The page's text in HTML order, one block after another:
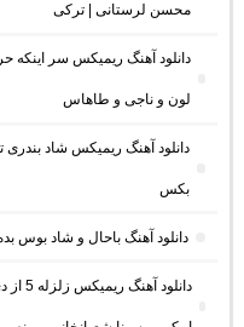
محسن لرستانی | ترکی
دانلود آهنگ ریمیکس سر
لون و ناجی و طاهاس
دانلود آهنگ ریمیکس شاد بندری
بکس
دانلود آهنگ باحال و شاد بوس